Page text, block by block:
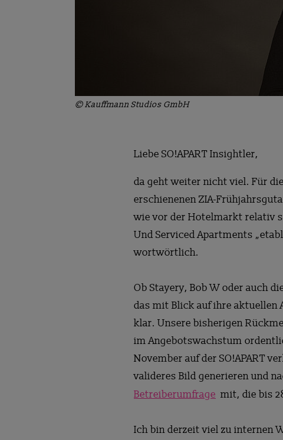
© Kauffmann Studios GmbH
Liebe SO!APART Insightler,
da geht weiter nicht viel. Für
erschienenen ZIA-
wie vor der Hotelmarkt relativ
Und Serviced Apartments
wortwörtlich.
Ob Stayery, Bob W oder auch
das mit Blick auf ihre aktuellen
klar. Unsere bisherigen
im Angebotswachstum
November auf der SO!APART
valideres Bild generieren und
Betreiberumfrage mit, die bis
Ich bin derzeit viel zu internen